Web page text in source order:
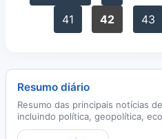
41
42 43
Resumo diário
Resumo das principais notícias
incluindo política, geopolítica,